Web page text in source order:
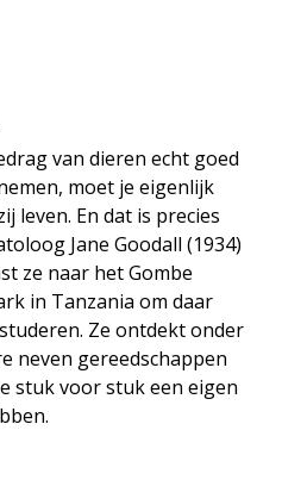
van dieren echt goed
moet je eigenlijk
leven. En dat is precies
Jane Goodall (1934)
ze naar het Gombe
in Tanzania om daar
Ze ontdekt onder
neven gereedschappen
stuk voor stuk een eigen